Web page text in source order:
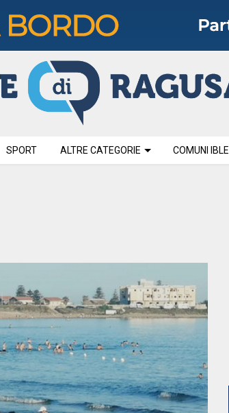
SPORT ALTRE CATEGORIE COMUNI IBLEI